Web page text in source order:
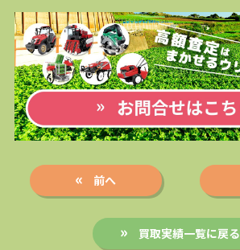
前へ
買取実績一覧に戻る